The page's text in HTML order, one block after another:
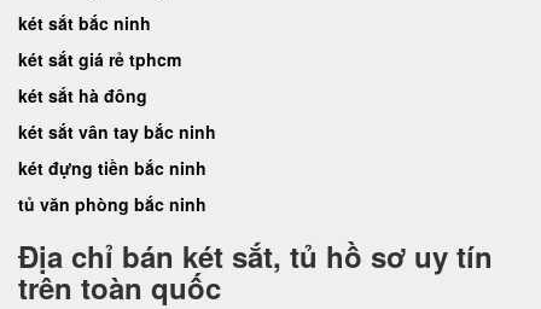
két sắt bắc ninh
két sắt giá rẻ tphcm
két sắt hà đông
két sắt vân tay bắc ninh
két đựng tiền bắc ninh
tủ văn phòng bắc ninh
Địa chỉ bán két sắt, tủ hồ sơ uy tín
trên toàn quốc